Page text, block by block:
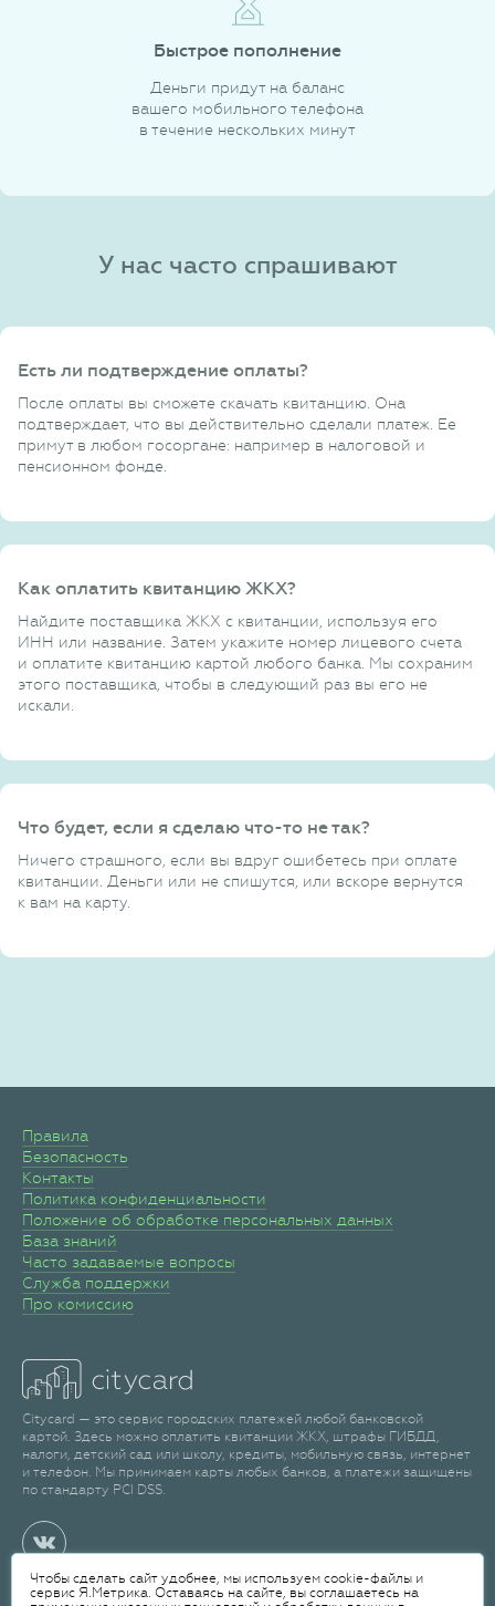
Быстрое пополнение
Деньги придут на баланс
вашего мобильного телефона
в течение нескольких минут
У нас часто спрашивают
Есть ли подтверждение оплаты?
После оплаты вы сможете скачать квитанцию. Она
подтверждает, что вы действительно сделали платеж. Ее
примут в любом госоргане: например в налоговой и
пенсионном фонде.
Как оплатить квитанцию ЖКХ?
Найдите поставщика ЖКХ с квитанции, используя его
ИНН или название. Затем укажите номер лицевого счета
и оплатите квитанцию картой любого банка. Мы сохраним
этого поставщика, чтобы в следующий раз вы его не
искали.
Что будет, если я сделаю что-то не так?
Ничего страшного, если вы вдруг ошибетесь при оплате
квитанции. Деньги или не спишутся, или вскоре вернутся
к вам на карту.
Правила
Безопасность
Контакты
Политика конфиденциальности
Положение об обработке персональных данных
База знаний
Часто задаваемые вопросы
Служба поддержки
Про комиссию
Citycard — это сервис городских платежей любой банковской
картой. Здесь можно оплатить квитанции ЖКХ, штрафы ГИБДД,
налоги, детский сад или школу, кредиты, мобильную связь, интернет
и телефон. Мы принимаем карты любых банков, а платежи защищены
по стандарту PCI DSS.
Чтобы сделать сайт удобнее, мы используем cookie-файлы и
сервис Я.Метрика. Оставаясь на сайте, вы соглашаетесь на